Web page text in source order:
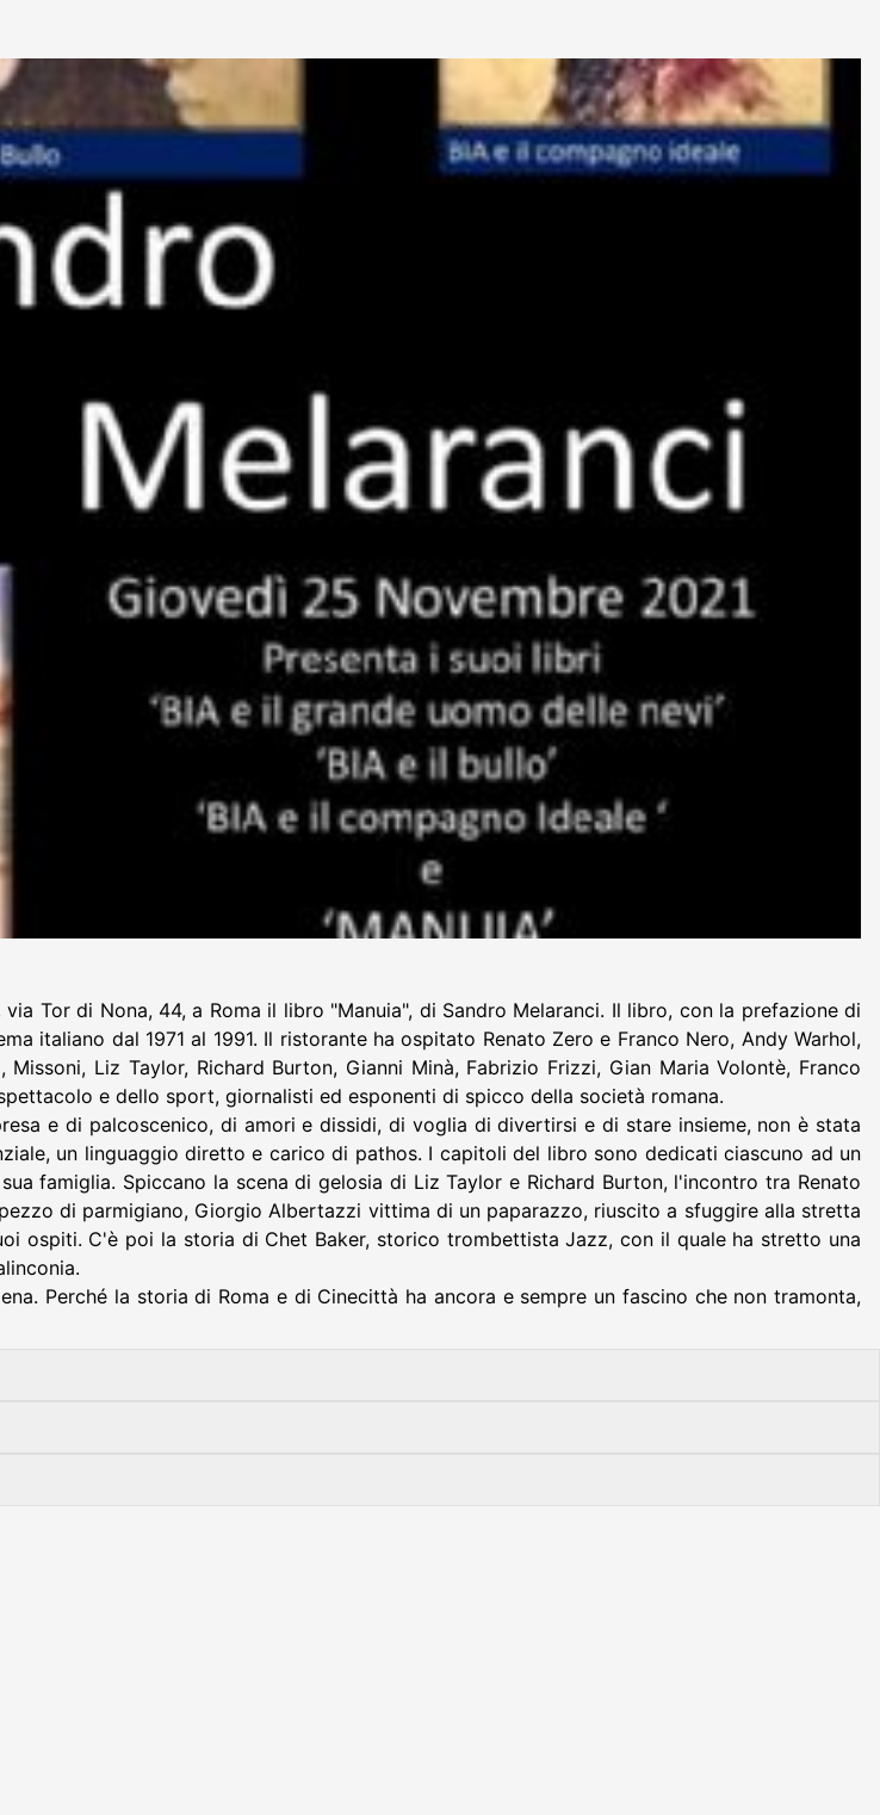
Tor di Nona, 44, a Roma il libro "Manuia", di Sandro Melaranci. Il libro, con la prefazione di
italiano dal 1971 al 1991. Il ristorante ha ospitato Renato Zero e Franco Nero, Andy Warhol,
Liz Taylor, Richard Burton, Gianni Minà, Fabrizio Frizzi, Gian Maria Volontè, Franco
e dello sport, giornalisti ed esponenti di spicco della società romana.
e di palcoscenico, di amori e dissidi, di voglia di divertirsi e di stare insieme, non è stata
un linguaggio diretto e carico di pathos. I capitoli del libro sono dedicati ciascuno ad un
famiglia. Spiccano la scena di gelosia di Liz Taylor e Richard Burton, l'incontro tra Renato
di parmigiano, Giorgio Albertazzi vittima di un paparazzo, riuscito a sfuggire alla stretta
ospiti. C'è poi la storia di Chet Baker, storico trombettista Jazz, con il quale ha stretto una
Perché la storia di Roma e di Cinecittà ha ancora e sempre un fascino che non tramonta,